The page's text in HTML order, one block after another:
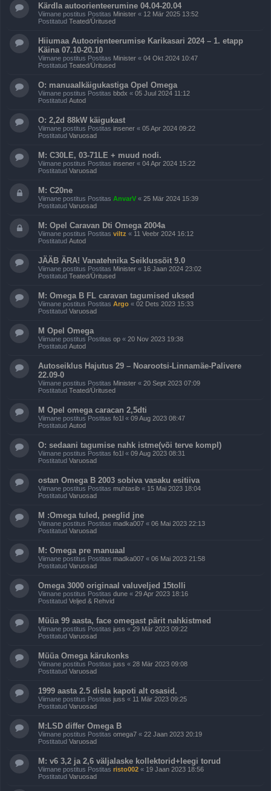
Kärdla autoorienteerumine 04.04-20.04
Viimane postitus Postitas Minister « 12 Mär 2025 13:52
Postitatud Teated/Üritused
Hiiumaa Autoorienteerumise Karikasari 2024 – 1. etapp
Käina 07.10-20.10
Viimane postitus Postitas Minister « 04 Okt 2024 10:47
Postitatud Teated/Üritused
O: manuaalkäigukastiga Opel Omega
Viimane postitus Postitas bbdx « 05 Juul 2024 11:12
Postitatud Autod
O: 2,2d 88kW käigukast
Viimane postitus Postitas insener « 05 Apr 2024 09:22
Postitatud Varuosad
M: C30LE, 03-71LE + muud nodi.
Viimane postitus Postitas insener « 04 Apr 2024 15:22
Postitatud Varuosad
M: C20ne
Viimane postitus Postitas AnvarV « 25 Mär 2024 15:39
Postitatud Varuosad
M: Opel Caravan Dti Omega 2004a
Viimane postitus Postitas viltz « 11 Veebr 2024 16:12
Postitatud Autod
JÄÄB ÄRA! Vanatehnika Seiklussõit 9.0
Viimane postitus Postitas Minister « 16 Jaan 2024 23:02
Postitatud Teated/Üritused
M: Omega B FL caravan tagumised uksed
Viimane postitus Postitas Argo « 02 Dets 2023 15:33
Postitatud Varuosad
M Opel Omega
Viimane postitus Postitas op « 20 Nov 2023 19:38
Postitatud Autod
Autoseiklus Hajutus 29 – Noarootsi-Linnamäe-Palivere
22.09-0
Viimane postitus Postitas Minister « 20 Sept 2023 07:09
Postitatud Teated/Üritused
M Opel omega caracan 2,5dti
Viimane postitus Postitas fo1l « 09 Aug 2023 08:47
Postitatud Autod
O: sedaani tagumise nahk istme(või terve kompl)
Viimane postitus Postitas fo1l « 09 Aug 2023 08:31
Postitatud Varuosad
ostan Omega B 2003 sobiva vasaku esitiiva
Viimane postitus Postitas muhtasib « 15 Mai 2023 18:04
Postitatud Varuosad
M :Omega tuled, peeglid jne
Viimane postitus Postitas madka007 « 06 Mai 2023 22:13
Postitatud Varuosad
M: Omega pre manuaal
Viimane postitus Postitas madka007 « 06 Mai 2023 21:58
Postitatud Varuosad
Omega 3000 originaal valuveljed 15tolli
Viimane postitus Postitas dune « 29 Apr 2023 18:16
Postitatud Veljed & Rehvid
Müüa 99 aasta, face omegast pärit nahkistmed
Viimane postitus Postitas juss « 29 Mär 2023 09:22
Postitatud Varuosad
Müüa Omega kärukonks
Viimane postitus Postitas juss « 28 Mär 2023 09:08
Postitatud Varuosad
1999 aasta 2.5 disla kapoti alt osasid.
Viimane postitus Postitas juss « 11 Mär 2023 09:25
Postitatud Varuosad
M:LSD differ Omega B
Viimane postitus Postitas omega7 « 22 Jaan 2023 20:19
Postitatud Varuosad
M: v6 3,2 ja 2,6 väljalaske kollektorid+leegi torud
Viimane postitus Postitas risto002 « 19 Jaan 2023 18:56
Postitatud Varuosad